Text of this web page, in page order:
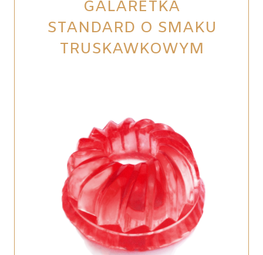
GALARETKA
STANDARD O SMAKU
TRUSKAWKOWYM